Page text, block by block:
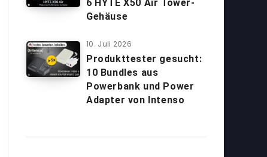
6 HYTE X50 Air Tower-
Gehäuse
10. Juli 2026
Produkttester gesucht:
10 Bundles aus
Powerbank und Power
Adapter von Intenso